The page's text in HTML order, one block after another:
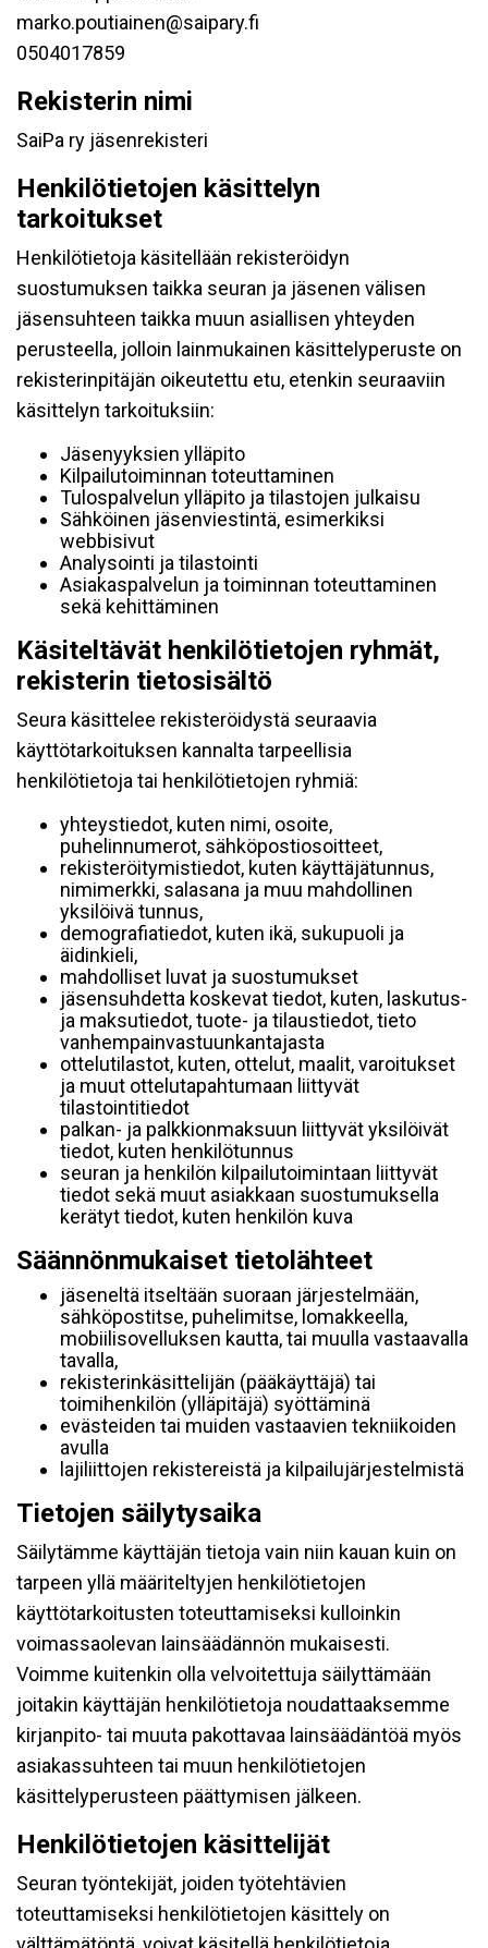
marko.poutiainen@saipary.fi
0504017859
Rekisterin nimi
SaiPa ry jäsenrekisteri
Henkilötietojen käsittelyn
tarkoitukset
Henkilötietoja käsitellään rekisteröidyn
suostumuksen taikka seuran ja jäsenen välisen
jäsensuhteen taikka muun asiallisen yhteyden
perusteella, jolloin lainmukainen käsittelyperuste on
rekisterinpitäjän oikeutettu etu, etenkin seuraaviin
käsittelyn tarkoituksiin:
Jäsenyyksien ylläpito
Kilpailutoiminnan toteuttaminen
Tulospalvelun ylläpito ja tilastojen julkaisu
Sähköinen jäsenviestintä, esimerkiksi
webbisivut
Analysointi ja tilastointi
Asiakaspalvelun ja toiminnan toteuttaminen
sekä kehittäminen
Käsiteltävät henkilötietojen ryhmät,
rekisterin tietosisältö
Seura käsittelee rekisteröidystä seuraavia
käyttötarkoituksen kannalta tarpeellisia
henkilötietoja tai henkilötietojen ryhmiä:
yhteystiedot, kuten nimi, osoite,
puhelinnumerot, sähköpostiosoitteet,
rekisteröitymistiedot, kuten käyttäjätunnus,
nimimerkki, salasana ja muu mahdollinen
yksilöivä tunnus,
demografiatiedot, kuten ikä, sukupuoli ja
äidinkieli,
mahdolliset luvat ja suostumukset
jäsensuhdetta koskevat tiedot, kuten, laskutus-
ja maksutiedot, tuote- ja tilaustiedot, tieto
vanhempainvastuunkantajasta
ottelutilastot, kuten, ottelut, maalit, varoitukset
ja muut ottelutapahtumaan liittyvät
tilastointitiedot
palkan- ja palkkionmaksuun liittyvät yksilöivät
tiedot, kuten henkilötunnus
seuran ja henkilön kilpailutoimintaan liittyvät
tiedot sekä muut asiakkaan suostumuksella
kerätyt tiedot, kuten henkilön kuva
Säännönmukaiset tietolähteet
jäseneltä itseltään suoraan järjestelmään,
sähköpostitse, puhelimitse, lomakkeella,
mobiilisovelluksen kautta, tai muulla vastaavalla
tavalla,
rekisterinkäsittelijän (pääkäyttäjä) tai
toimihenkilön (ylläpitäjä) syöttäminä
evästeiden tai muiden vastaavien tekniikoiden
avulla
lajiliittojen rekistereistä ja kilpailujärjestelmistä
Tietojen säilytysaika
Säilytämme käyttäjän tietoja vain niin kauan kuin on
tarpeen yllä määriteltyjen henkilötietojen
käyttötarkoitusten toteuttamiseksi kulloinkin
voimassaolevan lainsäädännön mukaisesti.
Voimme kuitenkin olla velvoitettuja säilyttämään
joitakin käyttäjän henkilötietoja noudattaaksemme
kirjanpito- tai muuta pakottavaa lainsäädäntöä myös
asiakassuhteen tai muun henkilötietojen
käsittelyperusteen päättymisen jälkeen.
Henkilötietojen käsittelijät
Seuran työntekijät, joiden työtehtävien
toteuttamiseksi henkilötietojen käsittely on